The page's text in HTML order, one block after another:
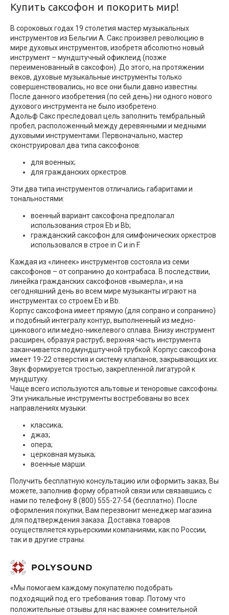
Купить саксофон и покорить мир!
В сороковых годах 19 столетия мастер музыкальных
инструментов из Бельгии А. Сакс произвел революцию в
мире духовых инструментов, изобретя абсолютно новый
инструмент – мундштучный офиклеид (позже
переименованный в саксофон). До этого, на протяжении
веков, духовые музыкальные инструменты только
совершенствовались, но все они были давно известны.
После данного изобретения (по сей день) ни одного нового
духового инструмента не было изобретено.
Адольф Сакс преследовал цель заполнить тембральный
пробел, расположенный между деревянными и медными
духовыми инструментами. Первоначально, мастер
сконструировал два типа саксофонов:
для военных;
для гражданских оркестров.
Эти два типа инструментов отличались габаритами и
тональностями:
военный вариант саксофона предполагал
использования строя Eb и Bb;
гражданский саксофон для симфонических оркестров
использовался в строе in C и in F.
Каждая из «линеек» инструментов состояла из семи
саксофонов – от сопранино до контрабаса. В последствии,
линейка гражданских саксофонов «вымерла», и на
сегодняшний день во всем мире музыканты играют на
инструментах со строем Eb и Bb.
Корпус саксофона имеет прямую (для сопрано и сопранино)
и подобный интегралу контур, выполненный из медно-
цинкового или медно-никелевого сплава. Внизу инструмент
расширен, образуя раструб; верхняя часть инструмента
заканчивается подмундштучной трубкой. Корпус саксофона
имеет 19-22 отверстия и систему клапанов, закрывающих их.
Звук формируется тростью, закрепленной лигатурой к
мундштуку.
Чаще всего используются альтовые и теноровые саксофоны.
Эти уникальные инструменты востребованы во всех
направлениях музыки:
классика;
джаз;
опера;
церковная музыка;
военные марши.
Получить бесплатную консультацию или оформить заказ, Вы
можете, заполнив форму обратной связи или связавшись с
нами по телефону 8 (800) 555-27-54 (бесплатно). После
оформления покупки, Вам перезвонит менеджер магазина
для подтверждения заказа. Доставка товаров
осуществляется курьерскими компаниями, как по России,
так и в другие страны.
«Мы помогаем каждому покупателю подобрать
подходящий под его требования товар. Потому что
положительные отзывы для нас важнее сомнительной